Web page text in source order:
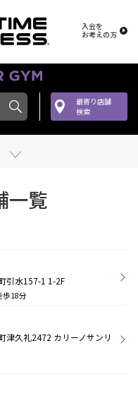
入会を
お考えの方
最寄り店舗
検索
一覧
引水157-1 1-2F
歩18分
津久礼2472 カリーノサンリ